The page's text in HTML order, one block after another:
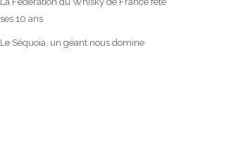
ses 10 ans
Le Séquoia, un géant nous domine